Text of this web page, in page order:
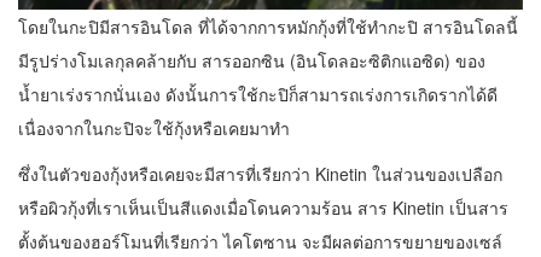
โดยในกะปิมีสารอินโดล ที่ได้จากการหมักกุ้งที่ใช้ทำกะปิ สารอินโดลนี้
มีรูปร่างโมเลกุลคล้ายกับ สารออกซิน (อินโดลอะซิติกแอซิด) ของ
น้ำยาเร่งรากนั่นเอง ดังนั้นการใช้กะปิก็สามารถเร่งการเกิดรากได้ดี
เนื่องจากในกะปิจะใช้กุ้งหรือเคยมาทำ
ซึ่งในตัวของกุ้งหรือเคยจะมีสารที่เรียกว่า Kinetin ในส่วนของเปลือก
หรือผิวกุ้งที่เราเห็นเป็นสีแดงเมื่อโดนความร้อน สาร Kinetin เป็นสาร
ตั้งต้นของฮอร์โมนที่เรียกว่า ไคโตซาน จะมีผลต่อการขยายของเซล์